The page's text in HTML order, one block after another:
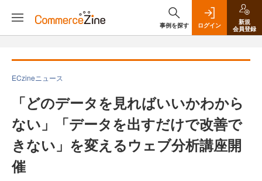
事例を探す ログイン
新規
会員登録
ECzineニュース
「どのデータを見ればいいかわから
ない」「データを出すだけで改善で
きない」を変えるウェブ分析講座開
催